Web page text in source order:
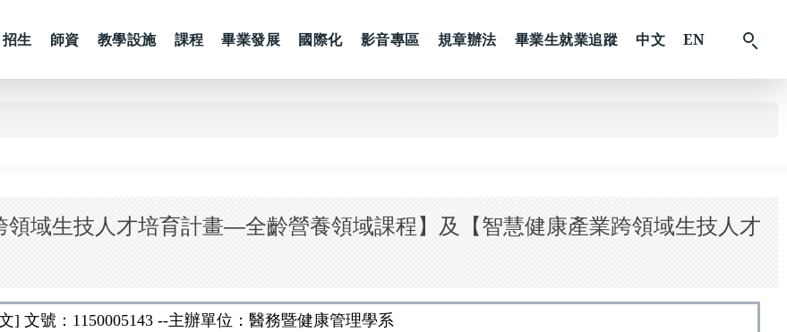
招生 師資 教學設施 課程 畢業發展 國際化 影音專區 規章辦法 畢業生就業追蹤 中文 EN
搜
域生技人才培育計畫—全齡營養領域課程】及【智慧健康產業跨領域生技人才
] 文號：1150005143 --主辦單位：醫務暨健康管理學系